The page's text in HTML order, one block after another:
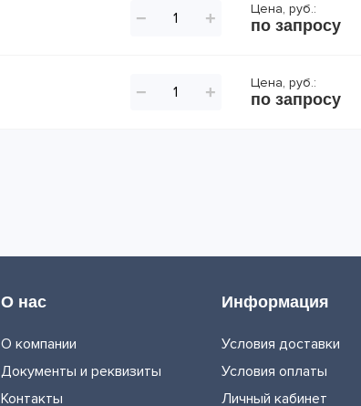
− + Цена, руб.:
по запросу
− + Цена, руб.:
по запросу
О нас
О компании
Документы и реквизиты
Контакты
Информация
Условия доставки
Условия оплаты
Личный кабинет